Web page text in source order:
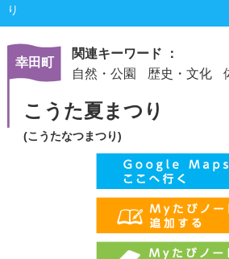
り
幸田町
関連キーワード ：
自然・公園
歴史・文化
こうた夏まつり
(こうたなつまつり)